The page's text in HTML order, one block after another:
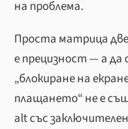
на проблема.
Проста матрица
е прецизност — а да
„блокиране на
плащането“ не е
alt със